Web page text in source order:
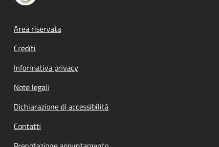
Footer menu
Area riservata
Crediti
Informativa privacy
Note legali
Dichiarazione di accessibilità
Contatti